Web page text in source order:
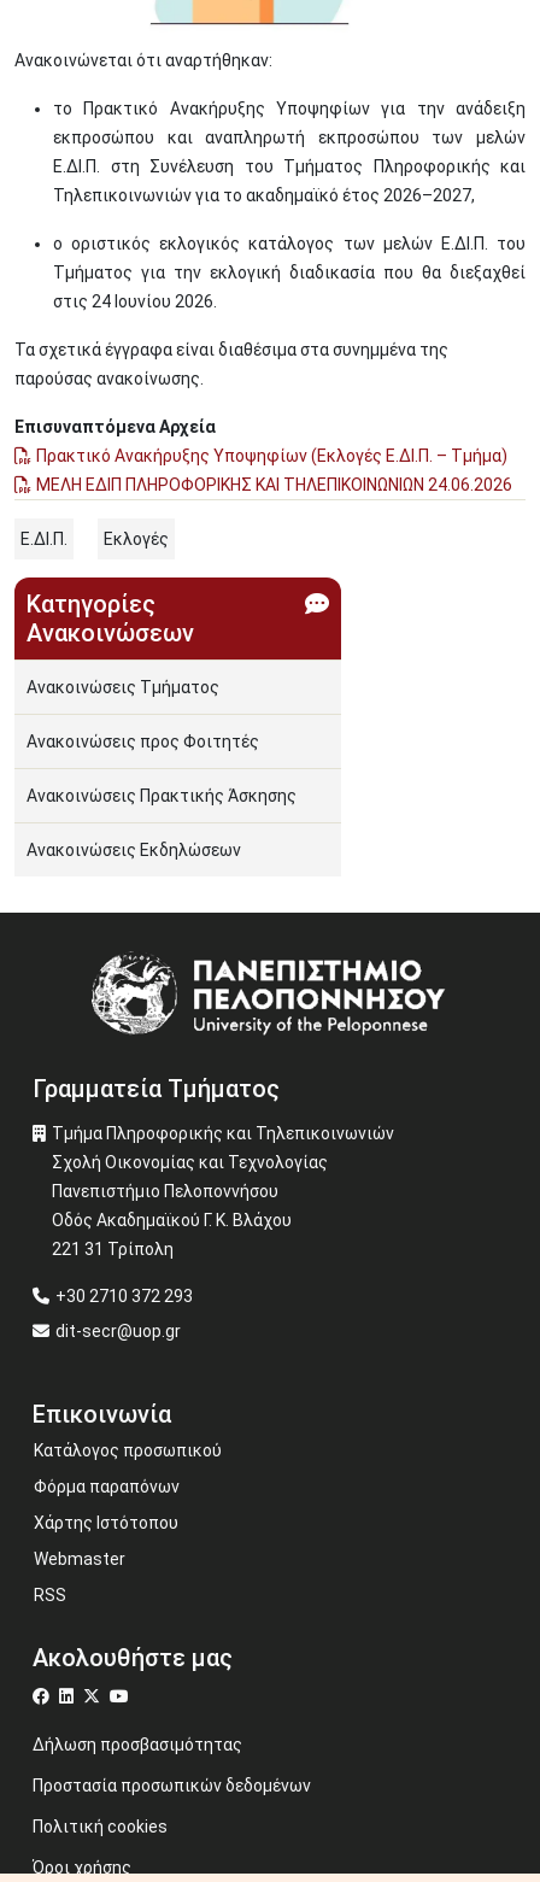
Ανακοινώνεται ότι αναρτήθηκαν:
το Πρακτικό Ανακήρυξης Υποψηφίων για την ανάδειξη
εκπροσώπου και αναπληρωτή εκπροσώπου των μελών
Ε.ΔΙ.Π. στη Συνέλευση του Τμήματος Πληροφορικής και
Τηλεπικοινωνιών για το ακαδημαϊκό έτος 2026–2027,
ο οριστικός εκλογικός κατάλογος των μελών Ε.ΔΙ.Π. του
Τμήματος για την εκλογική διαδικασία που θα διεξαχθεί
στις 24 Ιουνίου 2026.
Τα σχετικά έγγραφα είναι διαθέσιμα στα συνημμένα της
παρούσας ανακοίνωσης.
Επισυναπτόμενα Αρχεία
Πρακτικό Ανακήρυξης Υποψηφίων (Εκλογές Ε.ΔΙ.Π. – Τμήμα)
ΜΕΛΗ ΕΔΙΠ ΠΛΗΡΟΦΟΡΙΚΗΣ ΚΑΙ ΤΗΛΕΠΙΚΟΙΝΩΝΙΩΝ 24.06.2026
Ε.ΔΙ.Π. Εκλογές
Κατηγορίες
Ανακοινώσεων
Ανακοινώσεις Τμήματος
Ανακοινώσεις προς Φοιτητές
Ανακοινώσεις Πρακτικής Άσκησης
Ανακοινώσεις Εκδηλώσεων
Γραμματεία Τμήματος
Τμήμα Πληροφορικής και Τηλεπικοινωνιών
Σχολή Οικονομίας και Τεχνολογίας
Πανεπιστήμιο Πελοποννήσου
Οδός Ακαδημαϊκού Γ. Κ. Βλάχου
221 31 Τρίπολη
+30 2710 372 293
dit-secr@uop.gr
Επικοινωνία
Κατάλογος προσωπικού
Φόρμα παραπόνων
Χάρτης Ιστότοπου
Webmaster
RSS
Ακολουθήστε μας
Δήλωση προσβασιμότητας
Προστασία προσωπικών δεδομένων
Πολιτική cookies
Όροι χρήσης